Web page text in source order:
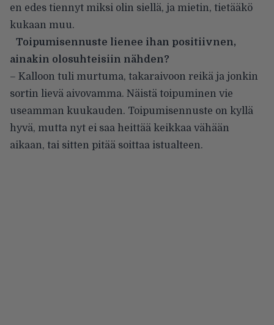
en edes tiennyt miksi olin siellä, ja mietin, tietääkö
kukaan muu.
Toipumisennuste lienee ihan positiivnen,
ainakin olosuhteisiin nähden?
– Kalloon tuli murtuma, takaraivoon reikä ja jonkin
sortin lievä aivovamma. Näistä toipuminen vie
useamman kuukauden. Toipumisennuste on kyllä
hyvä, mutta nyt ei saa heittää keikkaa vähään
aikaan, tai sitten pitää soittaa istualteen.